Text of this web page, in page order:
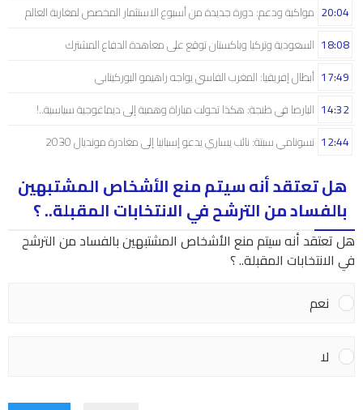
مواكبة ودعم: دورة جديدة من أسبوع الاستثمار المخصص لمغاربة العالم 20:04
السعودية وتركيا وباكستان توقع على معاهدة الدفاع المشترك 18:08
أبطال إفريقيا: المغرب الفاسي يواجه راهيمو البوركينابي 17:49
البارصا في طنجة: هكذا تحولت مباراة وهمية إلى ديماغوجية سياسية..! 14:32
تسونامي سبتة: نائب يساري يدعو إسبانيا إلى مغادرة مونديال 2030 12:44
هل تعتقد أنه سيتم منع الأشخاص المشتبهين
بالفساد من الترشح في الانتخابات المقبلة.. ؟
هل تعتقد أنه سيتم منع الأشخاص المشتبهين بالفساد من الترشح
في الانتخابات المقبلة.. ؟
نعم
لا